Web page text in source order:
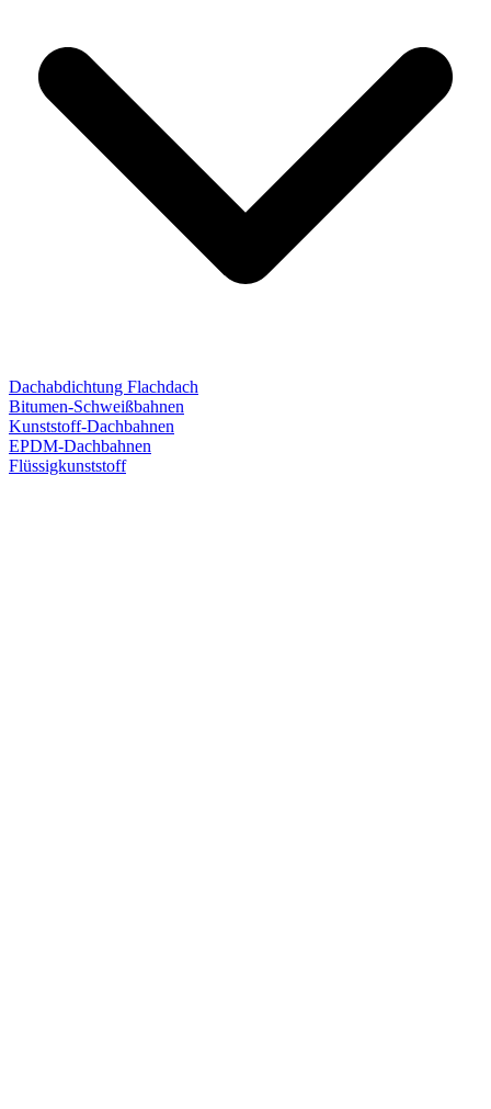
Dachabdichtung Flachdach
Bitumen-Schweißbahnen
Kunststoff-Dachbahnen
EPDM-Dachbahnen
Flüssigkunststoff